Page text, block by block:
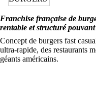
Franchise française de
rentable et structuré
Concept de burgers fast
ultra-rapide, des restaurants
géants américains.